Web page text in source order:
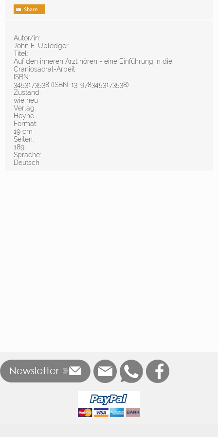
Autor/in:
John E. Upledger
Titel:
Auf den inneren Arzt hören - eine Einführung in die
Craniosacral-Arbeit
ISBN:
3453173538 (ISBN-13: 9783453173538)
Zustand:
wie neu
Verlag:
Heyne
Format:
19 cm
Seiten:
189
Sprache:
Deutsch